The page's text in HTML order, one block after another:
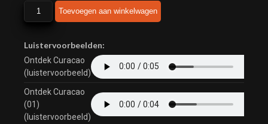
Ontdek
Curacao
Toevoegen aan winkelwagen
Luistervoorbeelden:
Ontdek Curacao
(luistervoorbeeld)
Ontdek Curacao
(01)
(luistervoorbeeld)